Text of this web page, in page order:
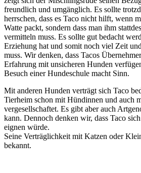
freundlich und umgänglich. Es sollte
herrschen, dass es Taco nicht hilft, wenn
Watte packt, sondern dass man ihm
vermitteln muss. Es sollte gut bedacht
Erziehung hat und somit noch viel Zeit
muss. Wir denken, dass Tacos
Erfahrung mit unsicheren Hunden
Besuch einer Hundeschule macht Sinn.
Mit anderen Hunden verträgt sich Taco
Tierheim schon mit Hündinnen und auch
vergesellschaftet. Es gibt aber auch
kann. Dennoch denken wir, dass Taco
eignen würde.
Seine Verträglichkeit mit Katzen oder
bekannt.